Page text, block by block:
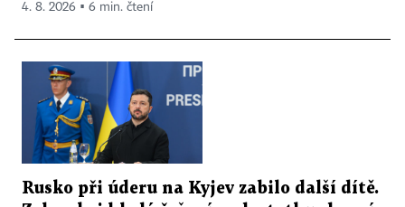
4. 8. 2026 ▪ 6 min. čtení
Rusko při úderu na Kyjev zabilo další dítě.